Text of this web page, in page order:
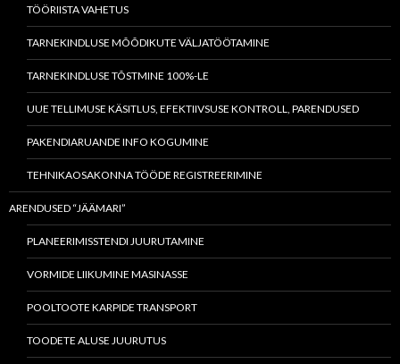
TÖÖRIISTA VAHETUS
TARNEKINDLUSE MÕÕDIKUTE VÄLJATÖÖTAMINE
TARNEKINDLUSE TÕSTMINE 100%-LE
UUE TELLIMUSE KÄSITLUS, EFEKTIIVSUSE KONTROLL, PARENDUSED
PAKENDIARUANDE INFO KOGUMINE
TEHNIKAOSAKONNA TÖÖDE REGISTREERIMINE
ARENDUSED “JÄÄMARI”
PLANEERIMISSTENDI JUURUTAMINE
VORMIDE LIIKUMINE MASINASSE
POOLTOOTE KARPIDE TRANSPORT
TOODETE ALUSE JUURUTUS